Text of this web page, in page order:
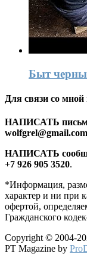
Быт
Для связи со
HАПИСАТЬ
wolfgrel@gmail.com
HАПИСАТЬ
+7 926 905 3520.
*Информация,
характер и ни при
офертой,
Гражданского
Copyright © 2004-
PT Magazine by